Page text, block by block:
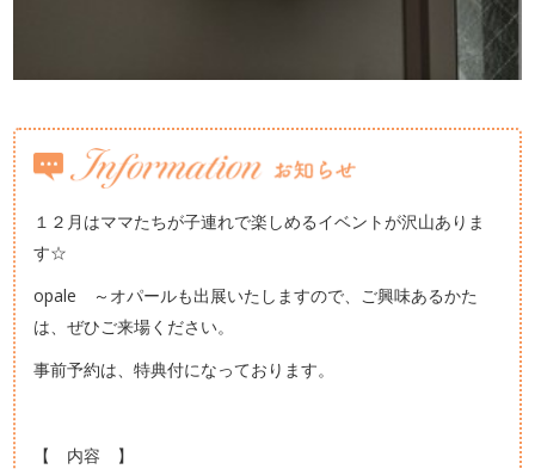
１２月はママたちが子連れで楽しめるイベントが沢山ありま
す☆
opale ～オパールも出展いたしますので、ご興味あるかた
は、ぜひご来場ください。
事前予約は、特典付になっております。
【 内容 】